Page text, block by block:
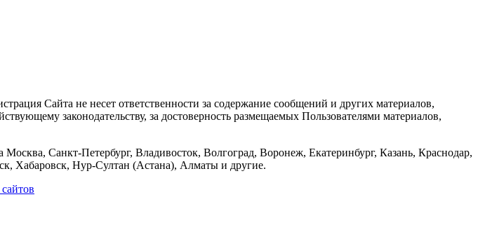
Сайта не несет ответственности за содержание сообщений и других материалов,
законодательству, за достоверность размещаемых Пользователями материалов,
Санкт-Петербург, Владивосток, Волгоград, Воронеж, Екатеринбург, Казань, Краснодар,
Хабаровск, Нур-Султан (Астана), Алматы и другие.